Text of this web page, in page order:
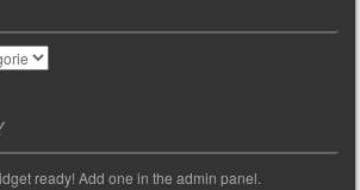
ready! Add one in the admin panel.